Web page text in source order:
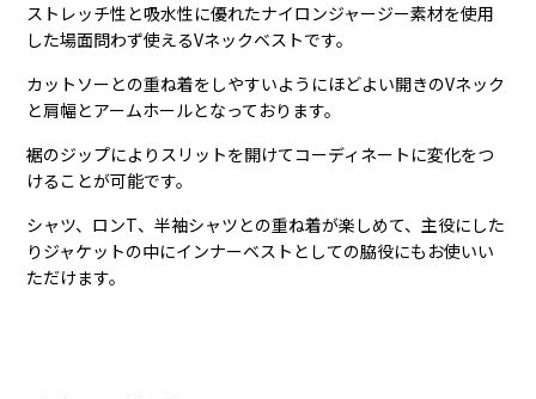
ストレッチ性と吸水性に優れたナイロンジャージー素材を使用
した場面問わず使えるVネックベストです。
カットソーとの重ね着をしやすいようにほどよい開きのVネック
と肩幅とアームホールとなっております。
裾のジップによりスリットを開けてコーディネートに変化をつ
けることが可能です。
シャツ、ロンT、半袖シャツとの重ね着が楽しめて、主役にした
りジャケットの中にインナーベストとしての脇役にもお使いい
ただけます。